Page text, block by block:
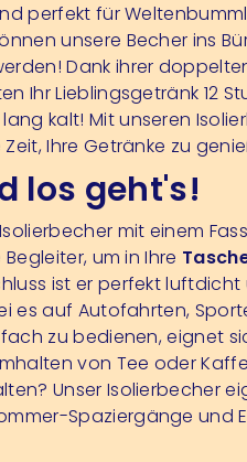
perfekt für
unsere Becher ins
Dank ihrer
Ihr Lieblingsgetränk 12
kalt! Mit unseren
Ihre Getränke zu
los geht's!
mit einem
um in Ihre
ist er perfekt luftdicht
es auf Autofahrten,
zu bedienen, eignet
von Tee oder
Unser Isolierbecher
Spaziergänge und